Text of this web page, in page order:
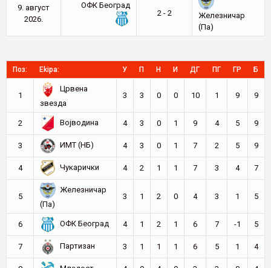
9. август
2026.
ОФК Београд
2 - 2
Железничар
(Па)
Поз: Ekipa: У П Н И ДГ ПГ ГР Б
1
Црвена
звезда
3 3 0 0 10 1 9 9
2 Војводина 4 3 0 1 9 4 5 9
3 ИМТ (НБ) 4 3 0 1 7 2 5 9
4 Чукарички 4 2 1 1 7 3 4 7
5
Железничар
(Па)
3 1 2 0 4 3 1 5
6 ОФК Београд 4 1 2 1 6 7 -1 5
7 Партизан 3 1 1 1 6 5 1 4